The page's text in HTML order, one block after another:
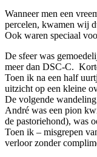
Wanneer men een
percelen, kwamen wij
Ook waren speciaal
De sfeer was
meer dan DSC-C.
Toen ik na een half
uitzicht op een kleine
De volgende
André was een pion
de pastoriehond), was
Toen ik – misgrepen
verloor zonder